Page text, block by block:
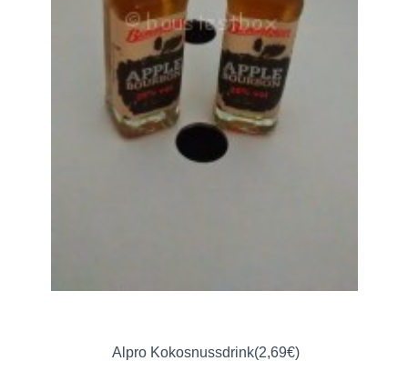
Alpro Kokosnussdrink(2,69€)